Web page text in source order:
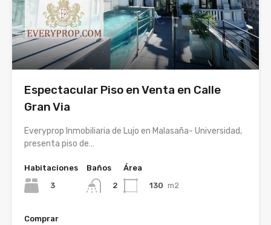
Espectacular Piso en Venta en Calle
Gran Via
Everyprop Inmobiliaria de Lujo en Malasaña- Universidad,
presenta piso de…
Habitaciones
3
Baños
2
Área
130 m2
Comprar